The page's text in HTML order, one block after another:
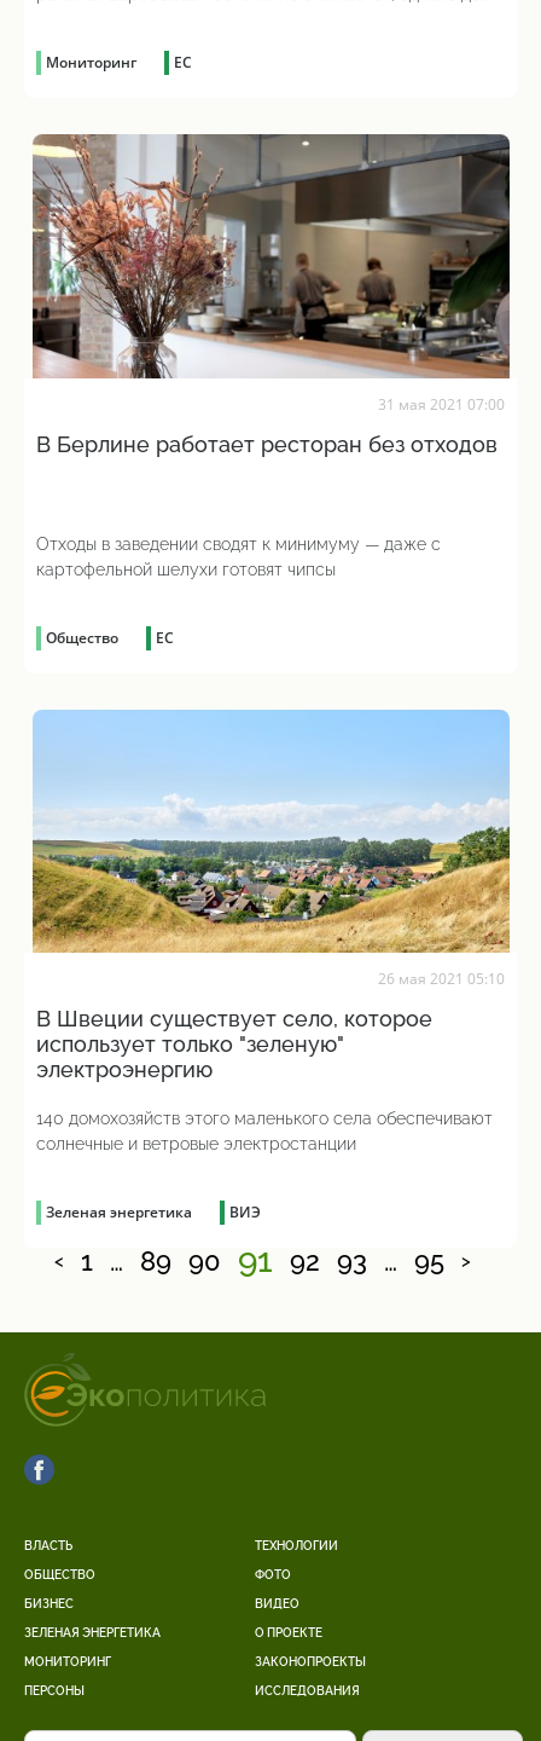
Мониторинг ЕС
31 мая 2021 07:00
В Берлине работает ресторан без отходов
Отходы в заведении сводят к минимуму — даже с
картофельной шелухи готовят чипсы
Общество ЕС
26 мая 2021 05:10
В Швеции существует село, которое
использует только "зеленую"
электроэнергию
140 домохозяйств этого маленького села обеспечивают
солнечные и ветровые электростанции
Зеленая энергетика ВИЭ
< 1 … 89 90 91 92 93 … 95 >
ВЛАСТЬ
ОБЩЕСТВО
БИЗНЕС
ЗЕЛЕНАЯ ЭНЕРГЕТИКА
МОНИТОРИНГ
ПЕРСОНЫ
ТЕХНОЛОГИИ
ФОТО
ВИДЕО
О ПРОЕКТЕ
ЗАКОНОПРОЕКТЫ
ИССЛЕДОВАНИЯ